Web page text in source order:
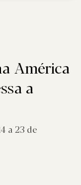
América
a
a 23 de